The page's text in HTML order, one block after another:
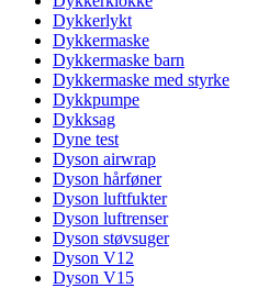
Dykkerlykt
Dykkermaske
Dykkermaske barn
Dykkermaske med styrke
Dykkpumpe
Dykksag
Dyne test
Dyson airwrap
Dyson hårføner
Dyson luftfukter
Dyson luftrenser
Dyson støvsuger
Dyson V12
Dyson V15